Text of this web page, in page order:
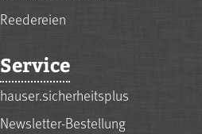
Reedereien
Service
hauser.sicherheitsplus
Newsletter-Bestellung